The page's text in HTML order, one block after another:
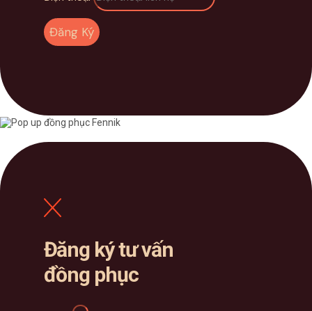
Đăng Ký
Đăng ký tư vấn
đồng phục